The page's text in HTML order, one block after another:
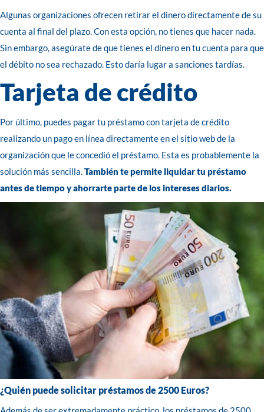
Algunas organizaciones ofrecen retirar el dinero directamente de su
cuenta al final del plazo. Con esta opción, no tienes que hacer nada.
Sin embargo, asegúrate de que tienes el dinero en tu cuenta para que
el débito no sea rechazado. Esto daría lugar a sanciones tardías.
Tarjeta de crédito
Por último, puedes pagar tu préstamo con tarjeta de crédito
realizando un pago en línea directamente en el sitio web de la
organización que le concedió el préstamo. Esta es probablemente la
solución más sencilla.También te permite liquidar tu préstamo
antes de tiempo y ahorrarte parte de los intereses diarios.
¿Quién puede solicitar préstamos de 2500 Euros?